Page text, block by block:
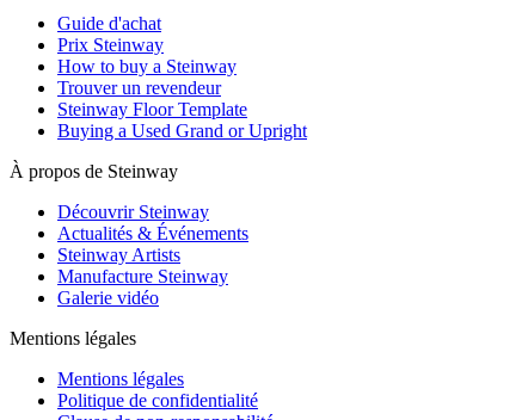
Guide d'achat
Prix Steinway
How to buy a Steinway
Trouver un revendeur
Steinway Floor Template
Buying a Used Grand or Upright
À propos de Steinway
Découvrir Steinway
Actualités & Événements
Steinway Artists
Manufacture Steinway
Galerie vidéo
Mentions légales
Mentions légales
Politique de confidentialité